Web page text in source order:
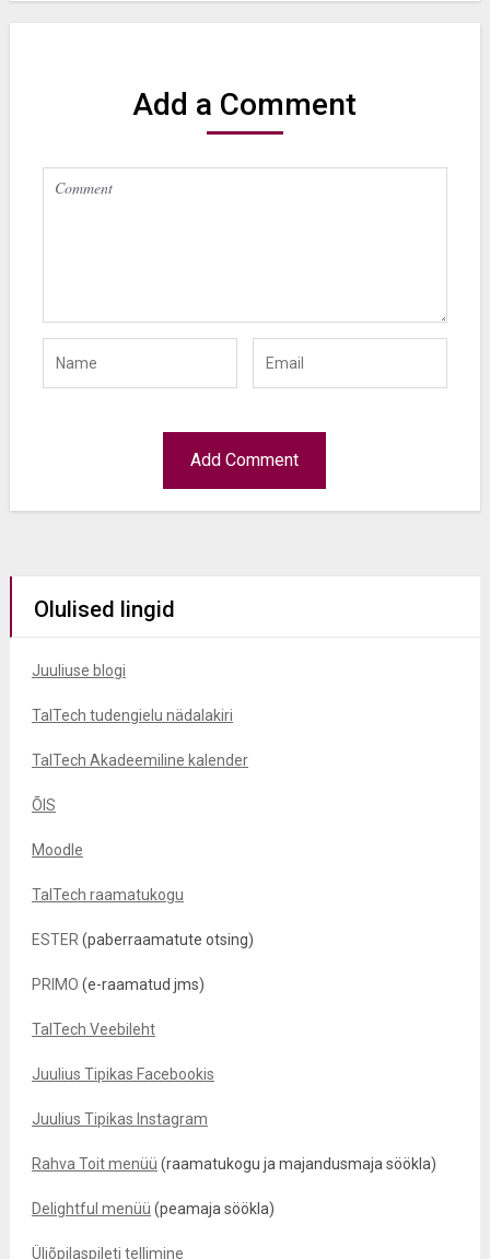
Add a Comment
Olulised lingid
Juuliuse blogi
TalTech tudengielu nädalakiri
TalTech Akadeemiline kalender
ÕIS
Moodle
TalTech raamatukogu
ESTER (paberraamatute otsing)
PRIMO (e-raamatud jms)
TalTech Veebileht
Juulius Tipikas Facebookis
Juulius Tipikas Instagram
Rahva Toit menüü (raamatukogu ja majandusmaja söökla)
Delightful menüü (peamaja söökla)
Üliõpilaspileti tellimine